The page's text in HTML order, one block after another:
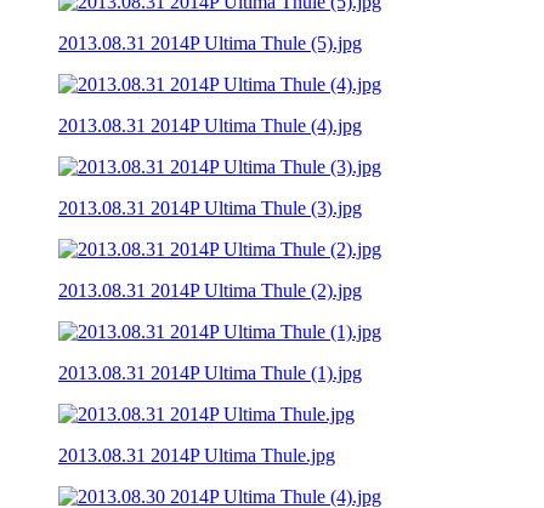
2013.08.31 2014P Ultima Thule (5).jpg
2013.08.31 2014P Ultima Thule (4).jpg
2013.08.31 2014P Ultima Thule (3).jpg
2013.08.31 2014P Ultima Thule (2).jpg
2013.08.31 2014P Ultima Thule (1).jpg
2013.08.31 2014P Ultima Thule.jpg